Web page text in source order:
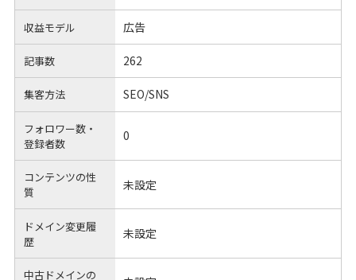
収益モデル 広告
記事数 262
集客方法 SEO/SNS
フォロワー数・
登録者数
0
コンテンツの性
質
未設定
ドメイン変更履
歴
未設定
中古ドメインの